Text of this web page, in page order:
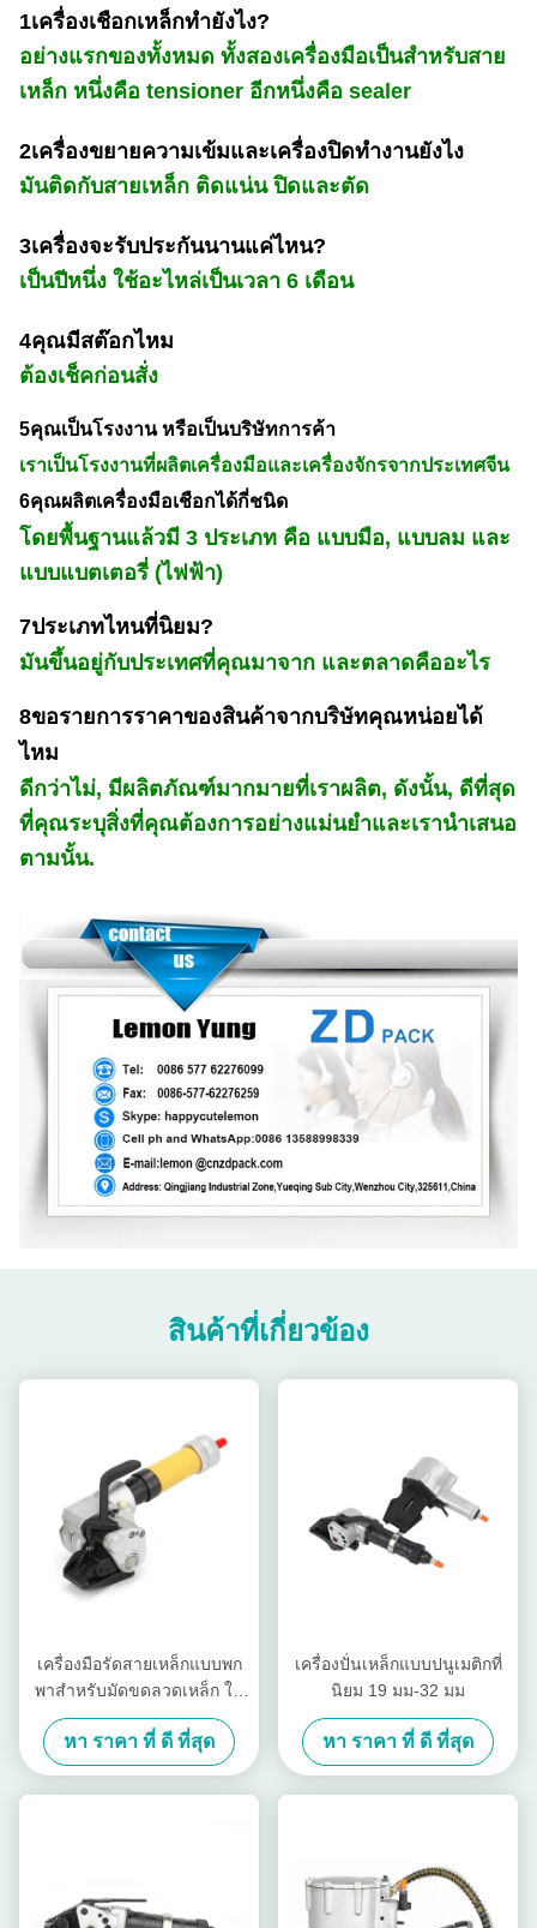
1เครื่องเชือกเหล็กทํายังไง?
อย่างแรกของทั้งหมด ทั้งสองเครื่องมือเป็นสําหรับสาย
เหล็ก หนึ่งคือ tensioner อีกหนึ่งคือ sealer
2เครื่องขยายความเข้มและเครื่องปิดทํางานยังไง
มันติดกับสายเหล็ก ติดแน่น ปิดและตัด
3เครื่องจะรับประกันนานแค่ไหน?
เป็นปีหนึ่ง ใช้อะไหล่เป็นเวลา 6 เดือน
4คุณมีสต๊อกไหม
ต้องเช็คก่อนสั่ง
5คุณเป็นโรงงาน หรือเป็นบริษัทการค้า
เราเป็นโรงงานที่ผลิตเครื่องมือและเครื่องจักรจากประเทศจีน
6คุณผลิตเครื่องมือเชือกได้กี่ชนิด
โดยพื้นฐานแล้วมี 3 ประเภท คือ แบบมือ, แบบลม และ
แบบแบตเตอรี่ (ไฟฟ้า)
7ประเภทไหนที่นิยม?
มันขึ้นอยู่กับประเทศที่คุณมาจาก และตลาดคืออะไร
8ขอรายการราคาของสินค้าจากบริษัทคุณหน่อยได้
ไหม
ดีกว่าไม่, มีผลิตภัณฑ์มากมายที่เราผลิต, ดังนั้น, ดีที่สุด
ที่คุณระบุสิ่งที่คุณต้องการอย่างแม่นยําและเรานําเสนอ
ตามนั้น.
สินค้าที่เกี่ยวข้อง
เครื่องมือรัดสายเหล็กแบบพก
พาสำหรับมัดขดลวดเหล็ก ใช้
งานง่าย
หา ราคา ที่ ดี ที่สุด
เครื่องปั่นเหล็กแบบปนูเมติกที่
นิยม 19 มม-32 มม
หา ราคา ที่ ดี ที่สุด